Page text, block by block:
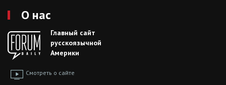
О нас
Главный сайт
русскоязычной
Америки
Смотреть о сайте